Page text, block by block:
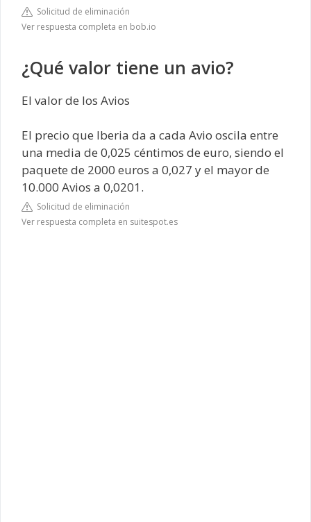
Solicitud de eliminación
Ver respuesta completa en bob.io
¿Qué valor tiene un avio?
El valor de los Avios
El precio que Iberia da a cada Avio oscila entre
una media de 0,025 céntimos de euro, siendo el
paquete de 2000 euros a 0,027 y el mayor de
10.000 Avios a 0,0201.
Solicitud de eliminación
Ver respuesta completa en suitespot.es